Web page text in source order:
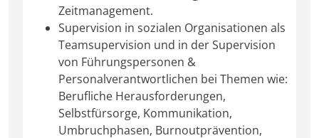
Zeitmanagement.
Supervision in sozialen Organisationen als
Teamsupervision und in der Supervision
von Führungspersonen &
Personalverantwortlichen bei Themen wie:
Berufliche Herausforderungen,
Selbstfürsorge, Kommunikation,
Umbruchphasen, Burnoutprävention,